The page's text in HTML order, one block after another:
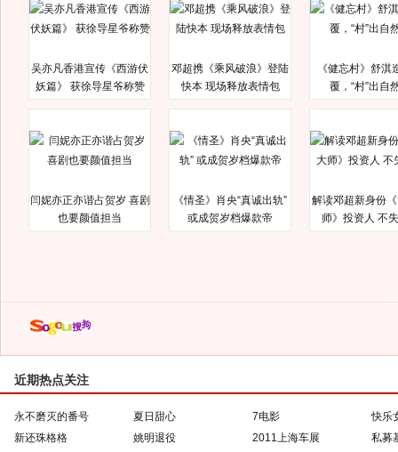
吴亦凡香港宣传《西游伏
妖篇》 获徐导星爷称赞
邓超携《乘风破浪》登陆
快本 现场释放表情包
《健忘村》舒淇
覆，“村”出自
闫妮亦正亦谐占贺岁 喜剧
也要颜值担当
《情圣》肖央“真诚出轨”
或成贺岁档爆款帝
解读邓超新身份
师》投资人 不
近期热点关注
永不磨灭的番号 夏日甜心 7电影
快乐
新还珠格格
姚明退役 2011上海车展
私募